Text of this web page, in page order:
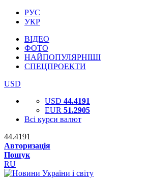
РУС
УКР
ВІДЕО
ФОТО
НАЙПОПУЛЯРНІШІ
СПЕЦПРОЕКТИ
USD
USD 44.4191
EUR 51.2905
Всі курси валют
44.4191
Авторизація
Пошук
RU